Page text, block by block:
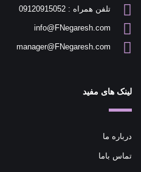
تلفن همراه : 09120915052
info@FNegaresh.com
manager@FNegaresh.com
لینک های مفید
درباره ما
تماس باما